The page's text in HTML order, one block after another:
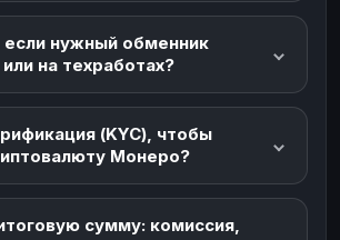
если нужный обменник
на техработах?
(KYC), чтобы
Монеро?
сумму: комиссия,